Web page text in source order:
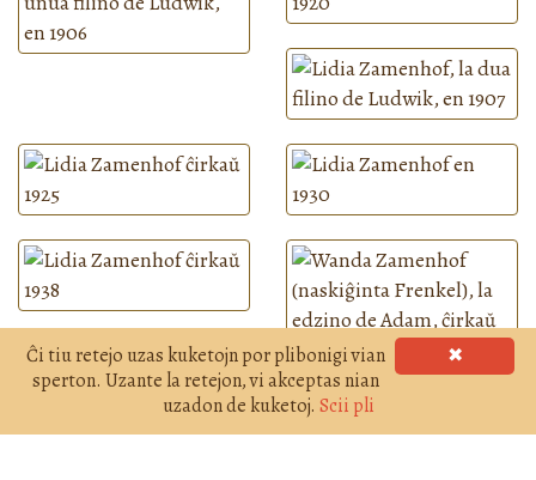
✖
Ĉi tiu retejo uzas kuketojn por plibonigi vian
sperton. Uzante la retejon, vi akceptas nian
uzadon de kuketoj. Scii pli